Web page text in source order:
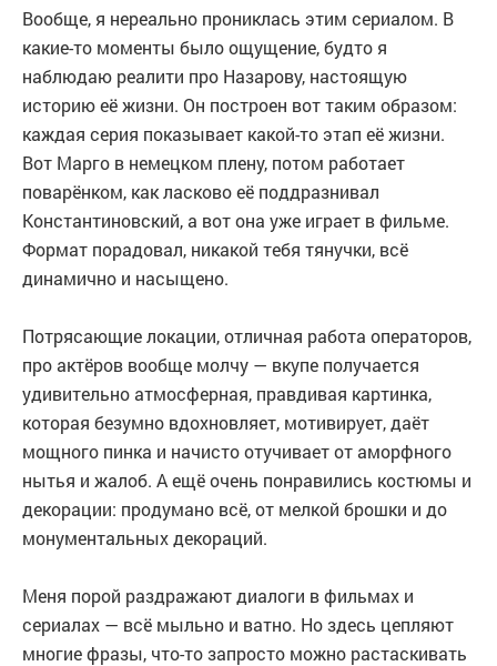
Вообще, я нереально прониклась этим сериалом. В
какие-то моменты было ощущение, будто я
наблюдаю реалити про Назарову, настоящую
историю её жизни. Он построен вот таким образом:
каждая серия показывает какой-то этап её жизни.
Вот Марго в немецком плену, потом работает
поварёнком, как ласково её поддразнивал
Константиновский, а вот она уже играет в фильме.
Формат порадовал, никакой тебя тянучки, всё
динамично и насыщено.
Потрясающие локации, отличная работа операторов,
про актёров вообще молчу — вкупе получается
удивительно атмосферная, правдивая картинка,
которая безумно вдохновляет, мотивирует, даёт
мощного пинка и начисто отучивает от аморфного
нытья и жалоб. А ещё очень понравились костюмы и
декорации: продумано всё, от мелкой брошки и до
монументальных декораций.
Меня порой раздражают диалоги в фильмах и
сериалах — всё мыльно и ватно. Но здесь цепляют
многие фразы, что-то запросто можно растаскивать